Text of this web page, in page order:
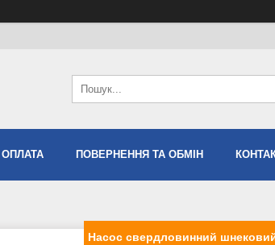
ПОВЕРНЕННЯ ТА ОБМІН
Насос свердловинний